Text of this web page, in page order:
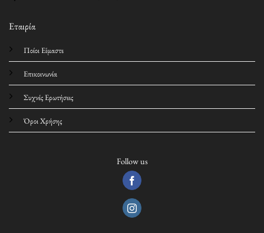
Εταιρία
Ποίοι Είμαστε
Επικοινωνία
Συχνές Ερωτήσεις
Όροι Χρήσης
Follow us